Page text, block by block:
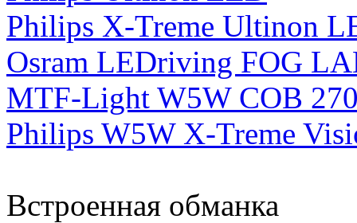
Philips X-Treme Ultinon
Osram LEDriving FOG
MTF-Light W5W COB
Philips W5W X-Treme
Встроенная обманка